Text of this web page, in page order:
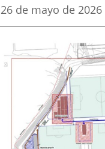
Fecha
la
noticia
26 de mayo de 2026